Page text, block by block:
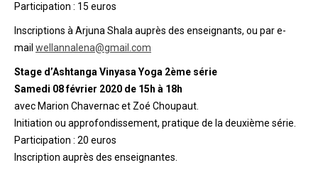
Participation : 15 euros
Inscriptions à Arjuna Shala auprès des enseignants, ou par e-
mail wellannalena@gmail.com
Stage d’Ashtanga Vinyasa Yoga 2ème série
Samedi 08 février 2020 de 15h à 18h
avec Marion Chavernac et Zoé Choupaut.
Initiation ou approfondissement, pratique de la deuxième série.
Participation : 20 euros
Inscription auprès des enseignantes.